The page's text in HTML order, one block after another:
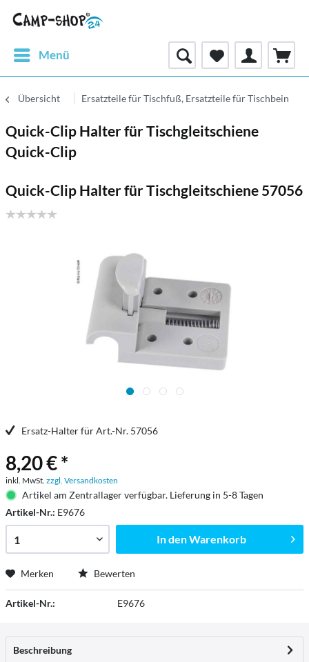
Menü
Übersicht Ersatzteile für Tischfuß, Ersatzteile für Tischbein
Quick-Clip Halter für Tischgleitschiene
Quick-Clip
Quick-Clip Halter für Tischgleitschiene 57056
Ersatz-Halter für Art.-Nr. 57056
8,20 € *
inkl. MwSt. zzgl. Versandkosten
Artikel am Zentrallager verfügbar. Lieferung in 5-8 Tagen
Artikel-Nr.: E9676
In denWarenkorb
Merken Bewerten
Artikel-Nr.: E9676
Beschreibung